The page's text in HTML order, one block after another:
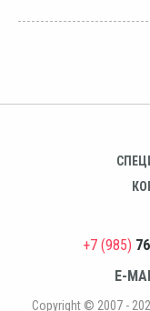
+7 (985)
E-
Copyright © 2007 -